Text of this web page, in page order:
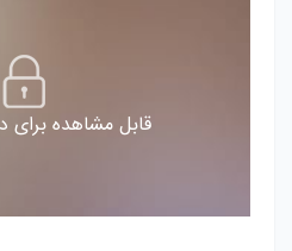
قابل مشاهده برای